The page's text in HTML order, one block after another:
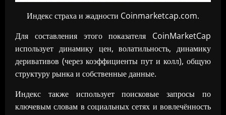
Индекс страха и жадности Coinmarketcap.com.
Для составления этого показателя CoinMarketCap
использует динамику цен, волатильность, динамику
деривативов (через коэффициенты пут и колл), общую
структуру рынка и собственные данные.
Индекс также использует поисковые запросы по
ключевым словам в социальных сетях и вовлечённость